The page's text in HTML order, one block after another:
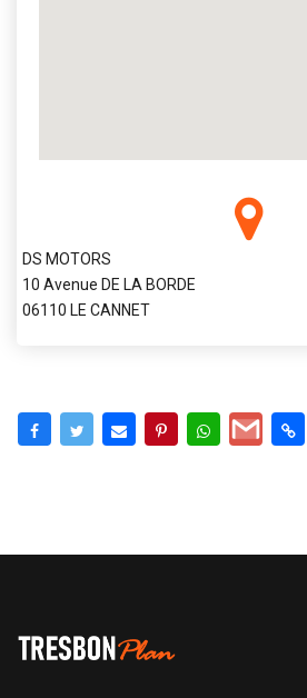
DS MOTORS
10 Avenue DE LA BORDE
06110 LE CANNET